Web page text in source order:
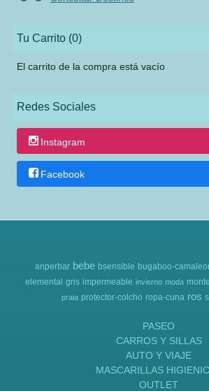
Tu Carrito (0)
El carrito de la compra está vacío
Redes Sociales
Instagram
Facebook
anperbar bebe bsensible bugaboo-
elemental gris impermeable invierno moda
praia protector-colcho ropa-cuna ros
PASEO
CARROS Y SILLAS
AUTO Y VIAJE
MASCARILLAS
OUTLET